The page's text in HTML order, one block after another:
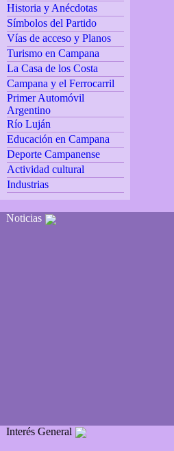
Historia y Anécdotas
Símbolos del Partido
Vías de acceso y Planos
Turismo en Campana
La Casa de los Costa
Campana y el Ferrocarril
Primer Automóvil
Argentino
Río Luján
Educación en Campana
Deporte Campanense
Actividad cultural
Industrias
Noticias
Interés General